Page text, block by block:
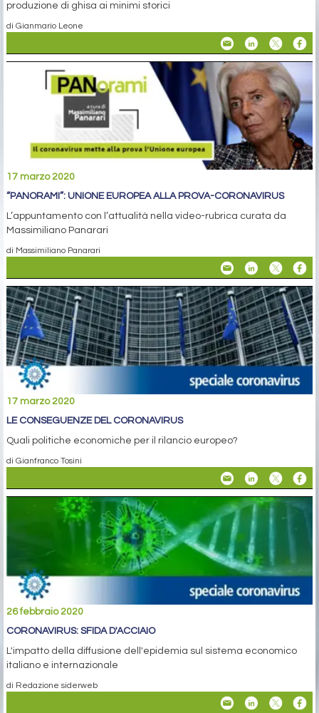
produzione di ghisa ai minimi storici
di Gianmario Leone
17 marzo 2020
“PANORAMI”: UNIONE EUROPEA ALLA PROVA-CORONAVIRUS
L’appuntamento con l’attualità nella video-rubrica curata da
Massimiliano Panarari
di Massimiliano Panarari
17 marzo 2020
LE CONSEGUENZE DEL CORONAVIRUS
Quali politiche economiche per il rilancio europeo?
di Gianfranco Tosini
26 febbraio 2020
CORONAVIRUS: SFIDA D'ACCIAIO
L'impatto della diffusione dell'epidemia sul sistema economico
italiano e internazionale
di Redazione siderweb